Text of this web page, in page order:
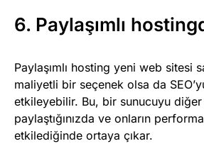
6. Paylaşımlı
Paylaşımlı hosting yeni web sitesi
maliyetli bir seçenek olsa da
etkileyebilir. Bu, bir sunucuyu diğer
paylaştığınızda ve onların
etkilediğinde ortaya çıkar.